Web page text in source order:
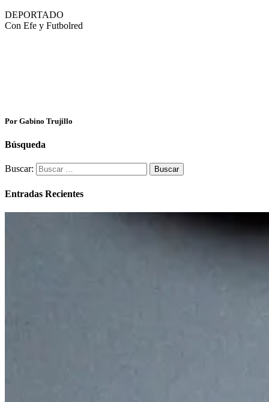
DEPORTADO
Con Efe y Futbolred
Por Gabino Trujillo
Búsqueda
Buscar:
Entradas Recientes